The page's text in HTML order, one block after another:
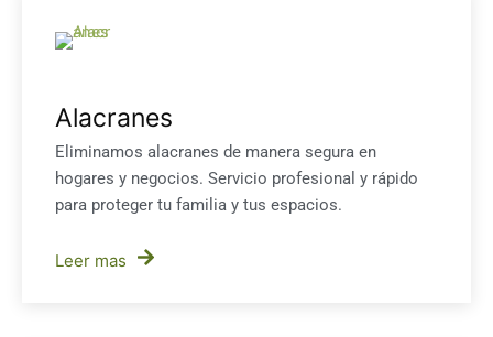
Alacranes
Eliminamos alacranes de manera segura en
hogares y negocios. Servicio profesional y rápido
para proteger tu familia y tus espacios.
Leer mas